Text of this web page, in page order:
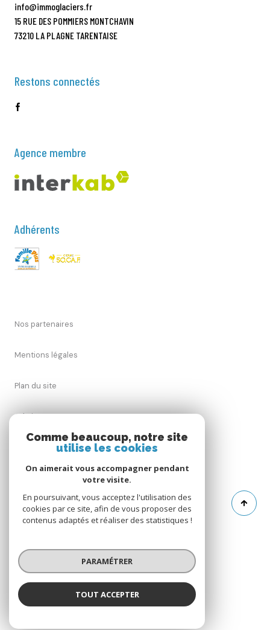
info@immoglaciers.fr
15 RUE DES POMMIERS MONTCHAVIN
73210 LA PLAGNE TARENTAISE
Restons connectés
Agence membre
Adhérents
Nos partenaires
Mentions légales
Plan du site
Admin
Nos honoraires
Cookies
© 2026 | Tous droits réservés
Réalisé par
Comme beaucoup, notre site
utilise les cookies
On aimerait vous accompagner pendant
votre visite.
En poursuivant, vous acceptez l'utilisation des
cookies par ce site, afin de vous proposer des
contenus adaptés et réaliser des statistiques !
PARAMÉTRER
TOUT ACCEPTER